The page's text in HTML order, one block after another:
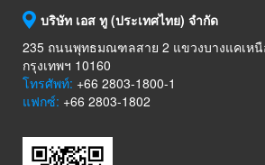
บริษัท เอส ทู (ประเทศไทย) จำกัด
235 ถนนพุทธมณฑลสาย 2 แขวงบางแคเหนื
กรุงเทพฯ 10160
โทรศัพท์: +66 2803-1800-1
แฟกซ์: +66 2803-1802